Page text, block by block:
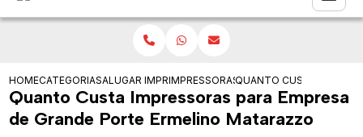
HOMECATEGORIASALUGAR IMPRESSORAIMPRESSORAS PARA ALUGUEL
QUANTO CUSTA
Quanto Custa Impressoras para Empresa
de Grande Porte Ermelino Matarazzo